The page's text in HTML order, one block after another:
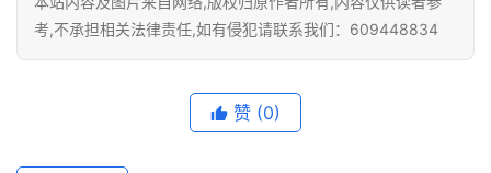
考,不承担相关法律责任,如有侵犯请联系我们：609448834
赞 (0)